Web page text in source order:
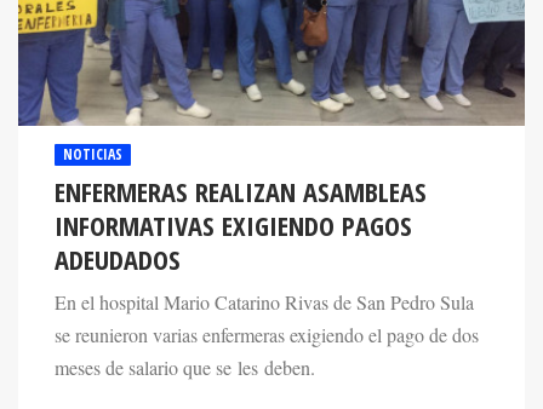
NOTICIAS
ENFERMERAS REALIZAN ASAMBLEAS
INFORMATIVAS EXIGIENDO PAGOS
ADEUDADOS
En el hospital Mario Catarino Rivas de San Pedro Sula
se reunieron varias enfermeras exigiendo el pago de dos
meses de salario que se les deben.